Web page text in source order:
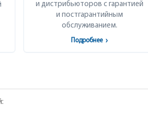
и дистрибьюторов с гарантией
и постгарантийным
обслуживанием.
Подробнее ›